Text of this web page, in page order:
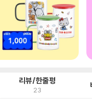
리뷰/한줄평
23